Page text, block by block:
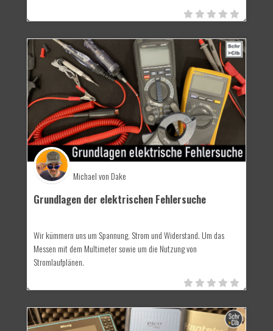
Michael von Dake
Grundlagen der elektrischen Fehlersuche
Wir kümmern uns um Spannung, Strom und Widerstand. Um das
Messen mit dem Multimeter sowie um die Nutzung von
Stromlaufplänen.